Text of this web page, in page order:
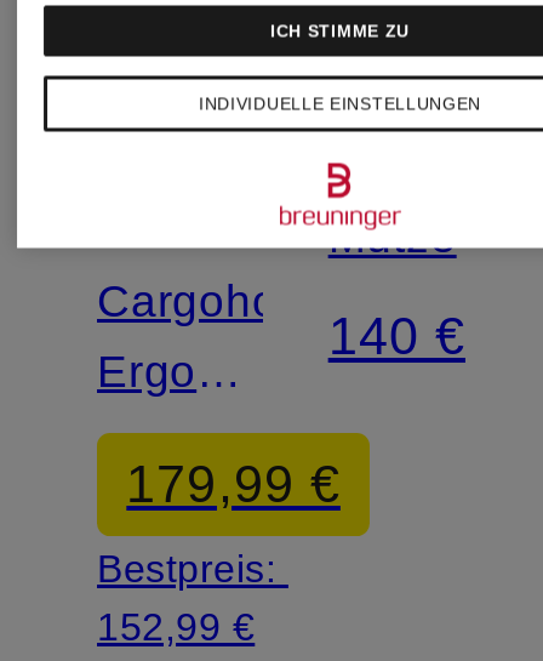
+Aktionsrabatt
C.P.
COMPANY
Cargohose
Ergonomic
Fit
179,99 €
Bestpreis:
152,99 €
C.P.
Mütze
140 €
INDIVIDUELLE EINSTELLUNGEN
ICH STIMME ZU